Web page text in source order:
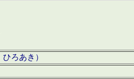
ろあき）